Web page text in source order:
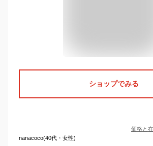
ショップでみる
価格と
nanacoco(40代・女性)